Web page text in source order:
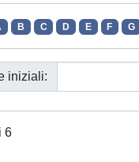
B C D E F G
iniziali:
6